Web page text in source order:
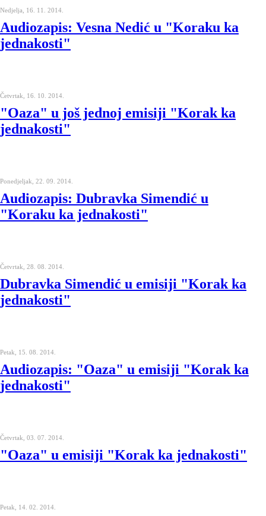
Nedjelja, 16. 11. 2014.
Audiozapis: Vesna Nedić u "Koraku ka
jednakosti"
Četvrtak, 16. 10. 2014.
"Oaza" u još jednoj emisiji "Korak ka
jednakosti"
Ponedjeljak, 22. 09. 2014.
Audiozapis: Dubravka Simendić u
"Koraku ka jednakosti"
Četvrtak, 28. 08. 2014.
Dubravka Simendić u emisiji "Korak ka
jednakosti"
Petak, 15. 08. 2014.
Audiozapis: "Oaza" u emisiji "Korak ka
jednakosti"
Četvrtak, 03. 07. 2014.
"Oaza" u emisiji "Korak ka jednakosti"
Petak, 14. 02. 2014.